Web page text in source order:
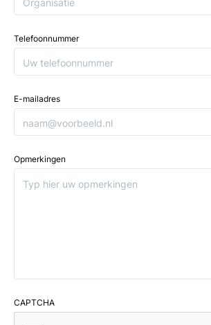
Telefoonnummer
E-mailadres
Opmerkingen
CAPTCHA